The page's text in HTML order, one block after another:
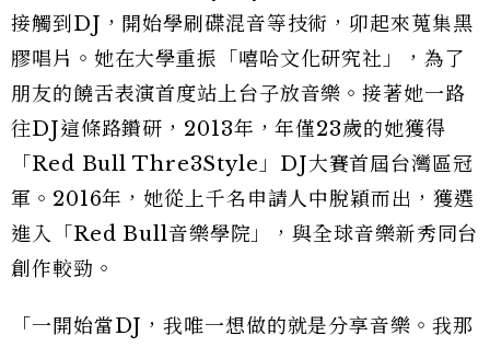
接觸到DJ，開始學刷碟混音等技術，卯起來蒐集黑
膠唱片。她在大學重振「嘻哈文化研究社」，為了
朋友的饒舌表演首度站上台子放音樂。接著她一路
往DJ這條路鑽研，2013年，年僅23歲的她獲得
「Red Bull Thre3Style」DJ大賽首屆台灣區冠
軍。2016年，她從上千名申請人中脫穎而出，獲選
進入「Red Bull音樂學院」，與全球音樂新秀同台
創作較勁。
「一開始當DJ，我唯一想做的就是分享音樂。我那